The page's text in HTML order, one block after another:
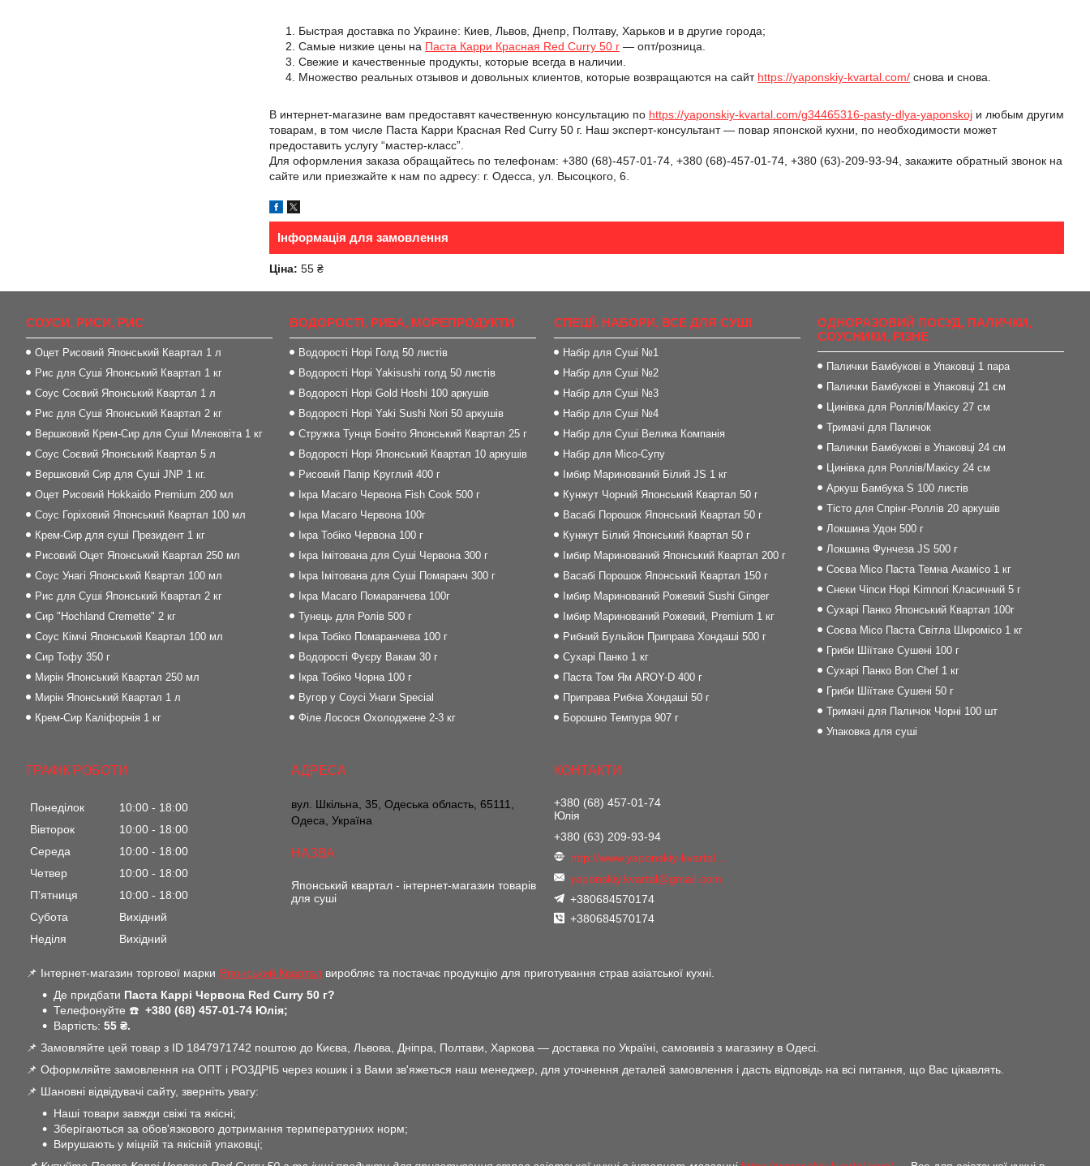
Быстрая доставка по Украине: Киев, Львов, Днепр, Полтаву, Харьков и в другие города;
Самые низкие цены на Паста Карри Красная Red Curry 50 г — опт/розница.
Свежие и качественные продукты, которые всегда в наличии.
Множество реальных отзывов и довольных клиентов, которые возвращаются на сайт https://yaponskiy-kvartal.com/ снова и снова.
В интернет-магазине вам предоставят качественную консультацию по https://yaponskiy-kvartal.com/g34465316-pasty-dlya-yaponskoj и любым другим
товарам, в том числе Паста Карри Красная Red Curry 50 г. Наш эксперт-консультант — повар японской кухни, по необходимости может
предоставить услугу “мастер-класс”.
Для оформления заказа обращайтесь по телефонам: +380 (68)-457-01-74, +380 (68)-457-01-74, +380 (63)-209-93-94, закажите обратный звонок на
сайте или приезжайте к нам по адресу: г. Одесса, ул. Высоцкого, 6.
Інформація для замовлення
Ціна: 55 ₴
СОУСИ, РИСИ, РИС
Оцет Рисовий Японський Квартал 1 л
Рис для Суші Японський Квартал 1 кг
Соус Соєвий Японський Квартал 1 л
Рис для Суші Японський Квартал 2 кг
Вершковий Крем-Сир для Суші Млековіта 1 кг
Соус Соєвий Японський Квартал 5 л
Вершковий Сир для Суші JNP 1 кг.
Оцет Рисовий Hokkaido Premium 200 мл
Соус Горіховий Японський Квартал 100 мл
Крем-Сир для суші Президент 1 кг
Рисовий Оцет Японський Квартал 250 мл
Соус Унагі Японський Квартал 100 мл
Рис для Суші Японський Квартал 2 кг
Сир "Hochland Cremette" 2 кг
Соус Кімчі Японський Квартал 100 мл
Сир Тофу 350 г
Мирін Японський Квартал 250 мл
Мирін Японський Квартал 1 л
Крем-Сир Каліфорнія 1 кг
ВОДОРОСТІ, РИБА, МОРЕПРОДУКТИ
Водорості Норі Голд 50 листів
Водорості Норі Yakisushi голд 50 листів
Водорості Норі Gold Hoshi 100 аркушів
Водорості Норі Yaki Sushi Nori 50 аркушів
Стружка Тунця Боніто Японський Квартал 25 г
Водорості Норі Японський Квартал 10 аркушів
Рисовий Папір Круглий 400 г
Ікра Масаго Червона Fish Cook 500 г
Ікра Масаго Червона 100г
Ікра Тобіко Червона 100 г
Ікра Імітована для Суші Червона 300 г
Ікра Імітована для Суші Помаранч 300 г
Ікра Масаго Помаранчева 100г
Тунець для Ролів 500 г
Ікра Тобіко Помаранчева 100 г
Водорості Фуєру Вакам 30 г
Ікра Тобіко Чорна 100 г
Вугор у Соусі Унаги Special
Філе Лосося Охолоджене 2-3 кг
СПЕЦІЇ, НАБОРИ, ВСЕ ДЛЯ СУШІ
Набір для Суші №1
Набір для Суші №2
Набір для Суші №3
Набір для Суші №4
Набір для Суші Велика Компанія
Набір для Місо-Супу
Імбир Маринований Білий JS 1 кг
Кунжут Чорний Японський Квартал 50 г
Васабі Порошок Японський Квартал 50 г
Кунжут Білий Японський Квартал 50 г
Імбир Маринований Японський Квартал 200 г
Васабі Порошок Японський Квартал 150 г
Імбир Маринований Рожевий Sushi Ginger
Імбир Маринований Рожевий, Premium 1 кг
Рибний Бульйон Приправа Хондаші 500 г
Сухарі Панко 1 кг
Паста Том Ям AROY-D 400 г
Приправа Рибна Хондаші 50 г
Борошно Темпура 907 г
ОДНОРАЗОВИЙ ПОСУД, ПАЛИЧКИ,
СОУСНИКИ, РІЗНЕ
Палички Бамбукові в Упаковці 1 пара
Палички Бамбукові в Упаковці 21 см
Цинівка для Роллів/Макісу 27 см
Тримачі для Паличок
Палички Бамбукові в Упаковці 24 см
Цинівка для Роллів/Макісу 24 см
Аркуш Бамбука S 100 листів
Тісто для Спрінг-Роллів 20 аркушів
Локшина Удон 500 г
Локшина Фунчеза JS 500 г
Соєва Місо Паста Темна Акамісо 1 кг
Снеки Чіпси Норі Kimnori Класичний 5 г
Сухарі Панко Японський Квартал 100г
Соєва Місо Паста Світла Широмісо 1 кг
Гриби Шіїтаке Сушені 100 г
Сухарі Панко Bon Сhef 1 кг
Гриби Шіїтаке Сушені 50 г
Тримачі для Паличок Чорні 100 шт
Упаковка для суші
ГРАФІК РОБОТИ
Понеділок 10:00
18:00
Вівторок
10:00
18:00
Середа
10:00
18:00
Четвер
10:00
18:00
Пʼятниця
10:00
18:00
Субота
Вихідний
Неділя
Вихідний
вул. Шкільна, 35, Одеська область, 65111,
Одеса, Україна
Японський квартал - інтернет-магазин товарів
для суші
+380 (68) 457-01-74
Юлія
+380 (63) 209-93-94
yaponskiy.kvartal@gmail.com
+380684570174
+380684570174
📌 Інтернет-магазин торгової марки Японський Квартал виробляє та постачає продукцію для приготування страв азіатської кухні.
Де придбати Паста Каррі Червона Red Curry 50 г?
Телефонуйте ☎️ +380 (68) 457-01-74 Юлія;
Вартість: 55 ₴.
📌 Замовляйте цей товар з ID 1847971742 поштою до Києва, Львова, Дніпра, Полтави, Харкова — доставка по Україні, самовивіз з магазину в Одесі.
📌 Оформляйте замовлення на ОПТ і РОЗДРІБ через кошик і з Вами зв'яжеться наш менеджер, для уточнення деталей замовлення і дасть відповідь на всі питання, що Вас цікавлять.
📌 Шановні відвідувачі сайту, зверніть увагу:
Наші товари завжди свіжі та якісні;
Зберігаються за обов'язкового дотримання термпературних норм;
Вирушають у міцній та якісній упаковці;